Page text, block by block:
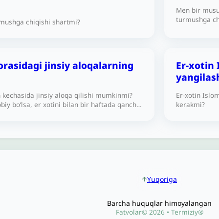
katta gunoh
turmushga
haqda
odamga
chiqishi shartmi?
Men bir
turmushga
chunki u
haqida
jinsiy aloqalarning
kechasida jinsiy aloqa qilishi mumkinmi?
bo‘lsa, er xotini bilan bir haftada qancha
Er-xotin
Er-xotin
kerakmi?
Yuqoriga
Barcha huquqlar himoyalangan
Fatvolar© 2026 • Termiziy®